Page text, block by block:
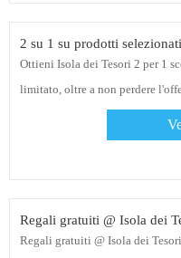
2 su 1 su prodotti
Ottieni Isola dei Tesori 2 per 1
limitato, oltre a non perdere
Regali gratuiti @ Isola dei
Regali gratuiti @ Isola dei